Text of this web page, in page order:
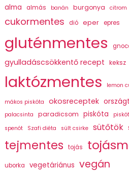
alma almás banán burgonya citrom
cukormentes dió eper epres
gluténmentes
gyulladáscsökkentő recept keksz
laktózmentes lemon
mákos piskóta okosreceptek
palacsinta paradicsom piskóta
spenót Szafi diéta sült csirke sütőtök
tejmentes tojás
uborka vegetáriánus vegán